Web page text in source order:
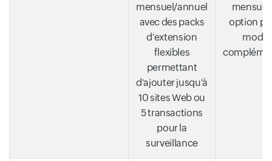
mensuel/annuel
avec des packs
d'extension
flexibles
permettant
d'ajouter jusqu'à
10 sites Web ou
5 transactions
pour la
surveillance
mensuel
option